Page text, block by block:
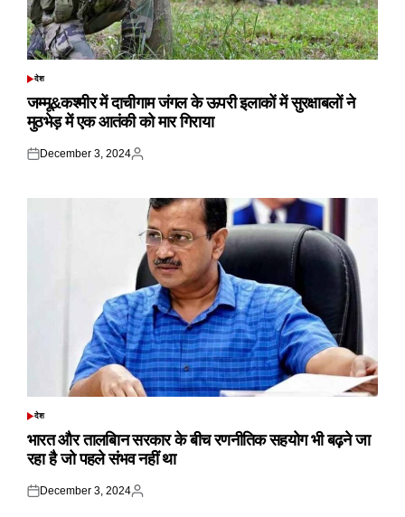
POSTED
देश
जम्मू&कश्मीर में दाचीगाम जंगल के ऊपरी इलाकों में सुरक्षाबलों ने
मुठभेड़ में एक आतंकी को मार गिराया
Posted
December 3, 2024
Posted
POSTED
देश
भारत और तालबिान सरकार के बीच रणनीतिक सहयोग भी बढ़ने जा
रहा है जो पहले संभव नहीं था
Posted
December 3, 2024
Posted